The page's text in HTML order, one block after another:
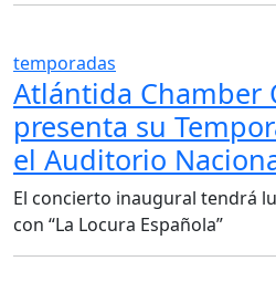
temporadas
Atlántida Chamber
presenta su
el Auditorio
El concierto inaugural tendrá
con “La Locura Española”